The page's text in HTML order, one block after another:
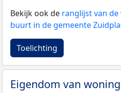
Bekijk ook de ranglijst van
buurt in de gemeente
Toelichting
Eigendom van